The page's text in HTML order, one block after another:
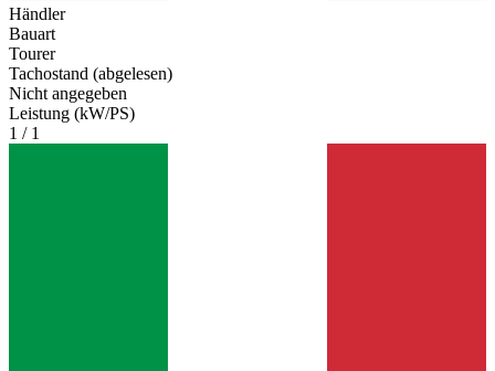
Händler
Bauart
Tourer
Tachostand (abgelesen)
Nicht angegeben
Leistung (kW/PS)
1 / 1